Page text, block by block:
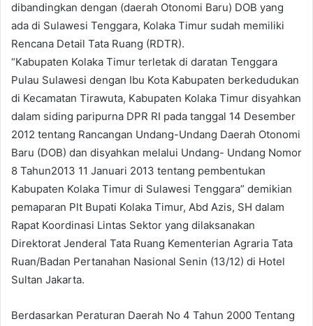
dibandingkan dengan (daerah Otonomi Baru) DOB yang
ada di Sulawesi Tenggara, Kolaka Timur sudah memiliki
Rencana Detail Tata Ruang (RDTR).
“Kabupaten Kolaka Timur terletak di daratan Tenggara
Pulau Sulawesi dengan Ibu Kota Kabupaten berkedudukan
di Kecamatan Tirawuta, Kabupaten Kolaka Timur disyahkan
dalam siding paripurna DPR RI pada tanggal 14 Desember
2012 tentang Rancangan Undang-Undang Daerah Otonomi
Baru (DOB) dan disyahkan melalui Undang- Undang Nomor
8 Tahun2013 11 Januari 2013 tentang pembentukan
Kabupaten Kolaka Timur di Sulawesi Tenggara” demikian
pemaparan Plt Bupati Kolaka Timur, Abd Azis, SH dalam
Rapat Koordinasi Lintas Sektor yang dilaksanakan
Direktorat Jenderal Tata Ruang Kementerian Agraria Tata
Ruan/Badan Pertanahan Nasional Senin (13/12) di Hotel
Sultan Jakarta.
Berdasarkan Peraturan Daerah No 4 Tahun 2000 Tentang